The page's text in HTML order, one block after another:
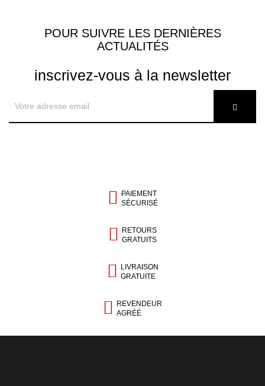
POUR SUIVRE LES DERNIÈRES
ACTUALITÉS
inscrivez-vous à la newsletter
PAIEMENT
SÉCURISÉ
RETOURS
GRATUITS
LIVRAISON
GRATUITE
REVENDEUR
AGRÉÉ